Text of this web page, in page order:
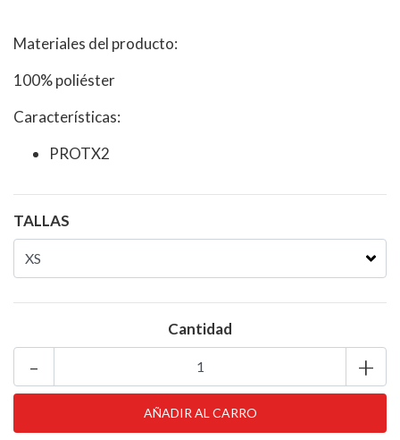
Materiales del producto:
100% poliéster
Características:
PROTX2
TALLAS
Cantidad
+
-